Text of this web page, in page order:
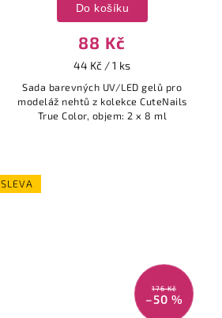
88 Kč
44 Kč / 1 ks
Do košíku
Sada barevných UV/LED gelů pro
modeláž nehtů z kolekce CuteNails
True Color, objem: 2 x 8 ml
SLEVA
176 Kč
–50 %